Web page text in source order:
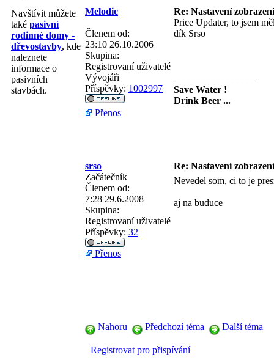
Navštívit můžete
také pasivní
rodinné domy -
dřevostavby, kde
naleznete
informace o
pasivních
stavbách.
Melodic Re: Nastavení
Členem od:
23:10 26.10.2006
Skupina:
Registrovaní uživatelé
Vývojáři
Příspěvky: 1002997
Price Updater, to jsem
dík Srso
Save Water !
Drink Beer ...
Přenos
srso
Re: Nastavení
Začátečník
Členem od:
7:28 29.6.2008
Skupina:
Registrovaní uživatelé
Příspěvky: 32
Nevedel som, ci to je
aj na buduce
Přenos
Nahoru Předchozí téma Další téma
Registrovat pro přispívání